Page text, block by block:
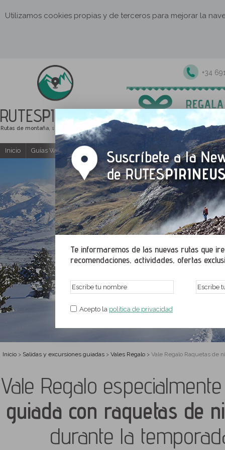
Utilizamos cookies propias y de terceros para mejorar la
RUTESPIRINEUS
Rutas de montaña, senderismo y excursiones
+34
Te informaremos de las nuevas rutas que
recomendaciones, actividades, ofertas
Acepto la política de privacidad
Inicio Guías Web y PDF gratuitas Excursiones y actividades
Inicio > Salidas y excursiones guiadas > Vales Regalo > Vale Regalo Raquetas de
Vale Regalo
guiada con raquetas de
durante la